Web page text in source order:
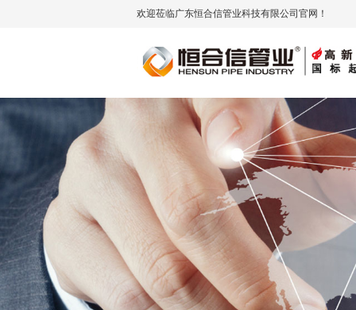
欢迎莅临广东恒合信管业科技有限公司官网！